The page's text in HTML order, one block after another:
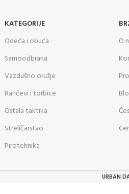
KATEGORIJE
Odeća i obuća
Samoodbrana
Vazdušno oružje
Rančevi i torbice
Ostala taktika
Streličarstvo
Pirotehnika
O
URBAN